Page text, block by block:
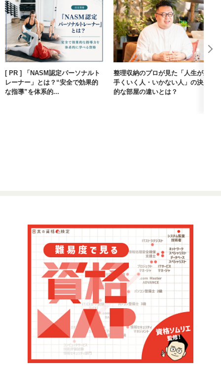
[ PR ] 「NASM認定パーソナルト
レーナー」とは？“安全で効果的
な指導”を体系的...
整理収納のプロが見た「人生が上
手くいく人・いかない人」の決定
的な部屋の違いとは？